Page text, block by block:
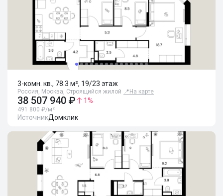
3-комн. кв., 78.3 м², 19/23 этаж
Россия, Москва, Строящийся жилой 📍 На карте
38 507 940 ₽ 1%
491 800 ₽/м²
ИсточникДомклик